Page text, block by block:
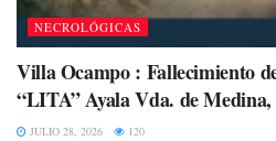
NECROLÓGICAS
Villa Ocampo : Fallecimiento
“LITA” Ayala Vda. de Medina,
JULIO 28, 2026 120